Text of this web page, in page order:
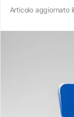
Articolo aggiornato